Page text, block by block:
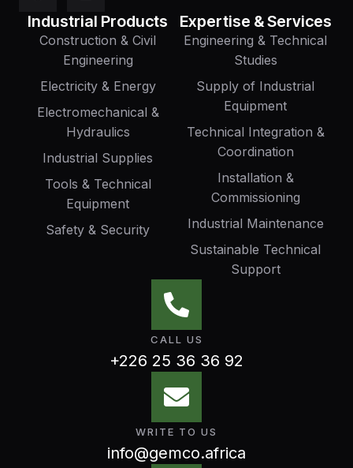
CALL US
+226 25 36 36 92
WRITE TO US
info@gemco.africa
Industrial Products
Construction & Civil
Engineering
Electricity & Energy
Electromechanical &
Hydraulics
Industrial Supplies
Tools & Technical
Equipment
Safety & Security
Expertise & Services
Engineering & Technical
Studies
Supply of Industrial
Equipment
Technical Integration &
Coordination
Installation &
Commissioning
Industrial Maintenance
Sustainable Technical
Support